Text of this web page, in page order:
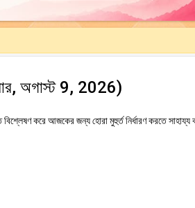
অগাস্ট 9, 2026)
করে আজকের জন্য হোরা মুহুর্ত নির্ধারণ করতে সাহায্য